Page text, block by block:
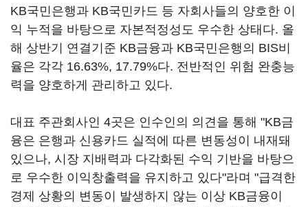
KB국민은행과 KB국민카드 등 자회사들의 양호한 이
익 누적을 바탕으로 자본적정성도 우수한 상태다. 올
해 상반기 연결기준 KB금융과 KB국민은행의 BIS비
율은 각각 16.63%, 17.79%다. 전반적인 위험 완충능
력을 양호하게 관리하고 있다.
대표 주관회사인 4곳은 인수인의 의견을 통해 "KB금
융은 은행과 신용카드 실적에 따른 변동성이 내재돼
있으나, 시장 지배력과 다각화된 수익 기반을 바탕으
로 우수한 이익창출력을 유지하고 있다"라며 "급격한
경제 상황의 변동이 발생하지 않는 이상 KB금융이